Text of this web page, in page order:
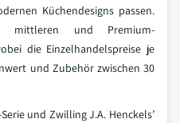
Küchendesigns passen.
mittleren und Premium-
die Einzelhandelspreise je
und Zubehör zwischen 30
und Zwilling J.A. Henckels’